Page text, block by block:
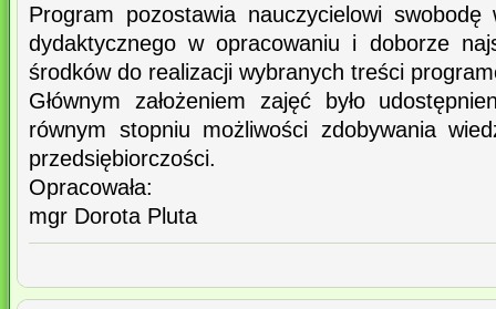
Program pozostawia nauczycielowi
dydaktycznego w opracowaniu i doborze
środków do realizacji wybranych treści
Głównym założeniem zajęć było
równym stopniu możliwości zdobywania
przedsiębiorczości.
Opracowała:
mgr Dorota Pluta